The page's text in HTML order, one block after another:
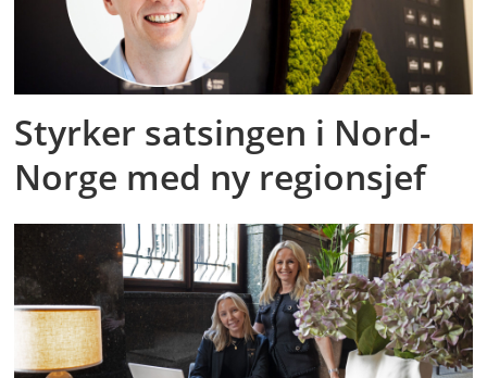
Styrker satsingen i Nord-
Norge med ny regionsjef